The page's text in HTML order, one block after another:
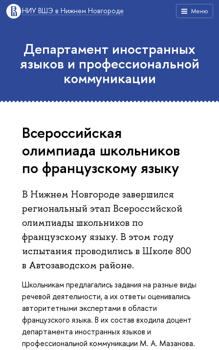
Меню
НИУ ВШЭ в Нижнем Новгороде
Департамент иностранных
языков и профессиональной
коммуникации
Всероссийская
олимпиада школьников
по французскому языку
В Нижнем Новгороде завершился
региональный этап Всероссийской
олимпиады школьников по
французскому языку. В этом году
испытания проводились в Школе 800
в Автозаводском районе.
Школьникам предлагались задания на разные виды
речевой деятельности, а их ответы оценивались
авторитетными экспертами в области
французского языка. В их состав входила доцент
департамента иностранных языков и
профессиональной коммуникации М. А. Мазанова.